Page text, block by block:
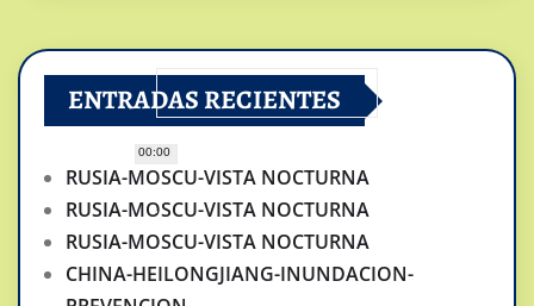
00:00
ENTRADAS RECIENTES
RUSIA-MOSCU-VISTA NOCTURNA
RUSIA-MOSCU-VISTA NOCTURNA
RUSIA-MOSCU-VISTA NOCTURNA
CHINA-HEILONGJIANG-INUNDACION-